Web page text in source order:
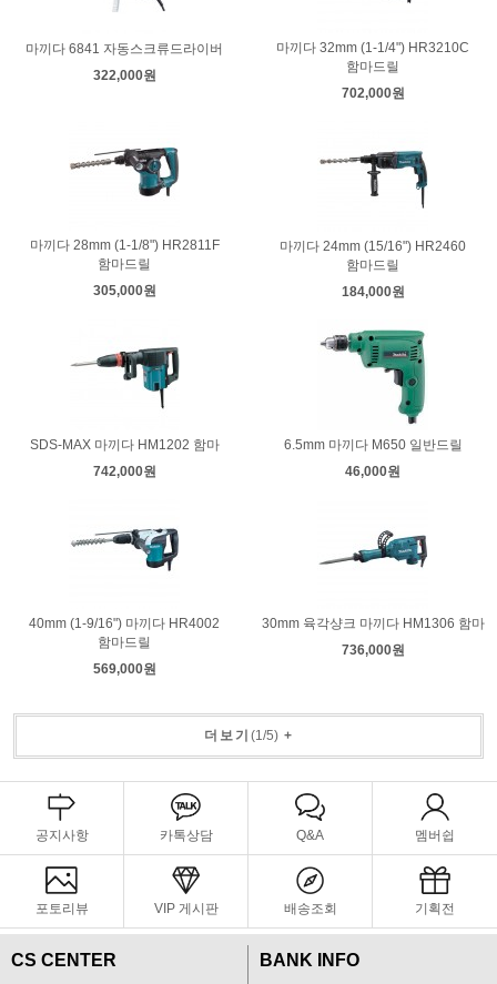
마끼다 6841 자동스크류드라이버
322,000원
마끼다 32mm (1-1/4") HR3210C
함마드릴
702,000원
마끼다 28mm (1-1/8") HR2811F
함마드릴
305,000원
마끼다 24mm (15/16") HR2460
함마드릴
184,000원
SDS-MAX 마끼다 HM1202 함마
742,000원
6.5mm 마끼다 M650 일반드릴
46,000원
40mm (1-9/16") 마끼다 HR4002
함마드릴
569,000원
30mm 육각샹크 마끼다 HM1306 함마
736,000원
더보기 (1/5)+
공지사항 카톡상담 Q&A 멤버쉽
포토리뷰 VIP 게시판 배송조회 기획전
CS CENTER BANK INFO